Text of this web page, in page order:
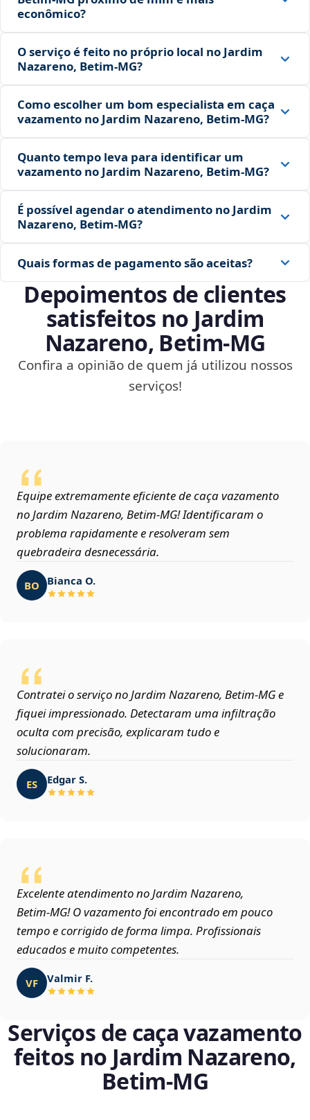
econômico?
O serviço é feito no próprio local no Jardim
Nazareno, Betim‑MG?
Como escolher um bom especialista em caça
vazamento no Jardim Nazareno, Betim‑MG?
Quanto tempo leva para identificar um
vazamento no Jardim Nazareno, Betim‑MG?
É possível agendar o atendimento no Jardim
Nazareno, Betim‑MG?
Quais formas de pagamento são aceitas?
Depoimentos de clientes
satisfeitos no Jardim
Nazareno, Betim‑MG
Confira a opinião de quem já utilizou nossos
serviços!
Equipe extremamente eficiente de caça vazamento
no Jardim Nazareno, Betim‑MG! Identificaram o
problema rapidamente e resolveram sem
quebradeira desnecessária.
BO Bianca O.
Contratei o serviço no Jardim Nazareno, Betim‑MG e
fiquei impressionado. Detectaram uma infiltração
oculta com precisão, explicaram tudo e
solucionaram.
ES Edgar S.
Excelente atendimento no Jardim Nazareno,
Betim‑MG! O vazamento foi encontrado em pouco
tempo e corrigido de forma limpa. Profissionais
educados e muito competentes.
VF Valmir F.
Serviços de caça vazamento
feitos no Jardim Nazareno,
Betim‑MG